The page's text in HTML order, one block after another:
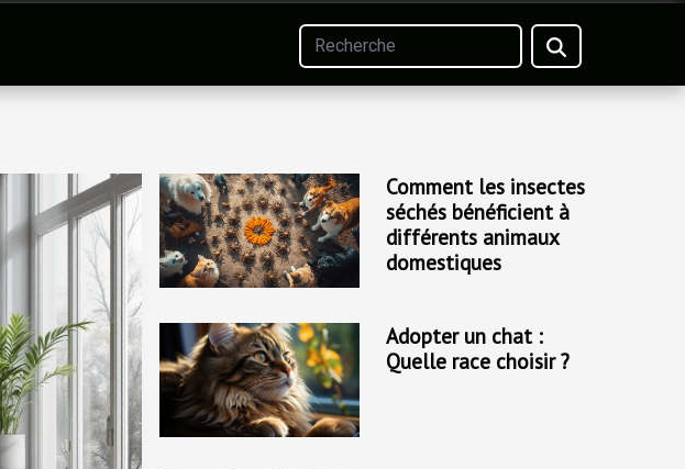
Comment les insectes
séchés bénéficient à
différents animaux
domestiques
Adopter un chat :
Quelle race choisir ?